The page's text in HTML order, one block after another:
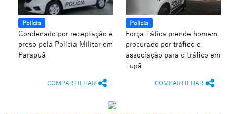
Polícia
Condenado por receptação é
preso pela Polícia Militar em
Parapuã
COMPARTILHAR
Polícia
Força Tática prende homem
procurado por tráfico e
associação para o tráfico em
Tupã
COMPARTILHAR